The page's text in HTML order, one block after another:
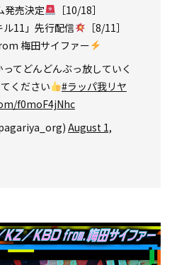
発売決定
［10/18］
11」先行配信
［8/11］
梅田サイファー
てどんどんぶっ放していく
ください
#ラッパ我リヤ
f0moF4jNhc
August 1,